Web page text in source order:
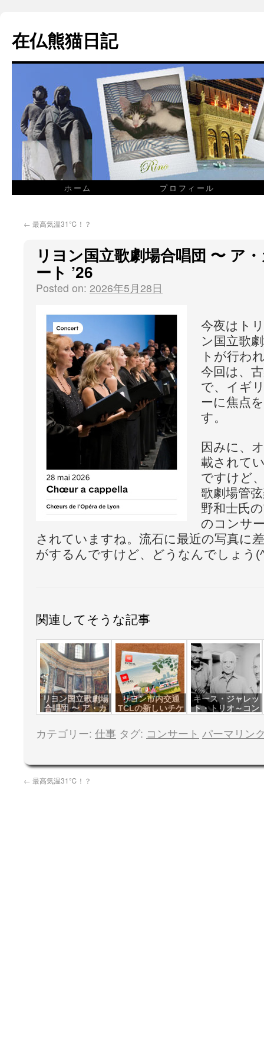
在仏熊猫日記
ホーム プロフィール
← 最高気温31℃！？
リヨン国立歌劇場合唱団 〜 ア
ート ’26
Posted on: 2026年5月28日
今夜はト
ン国立歌
トが行わ
今回は、
で、イギ
ーに焦点
す。
因みに、
載されて
ですけど
歌劇場管
野和士氏
のコンサ
されていますね。流石に最近の写真に
がするんですけど、どうなんでしょう
関連してそうな記事
リヨン国立歌劇場
合唱団 〜 ア・カ
ペラ・コンサート
リヨン市内交通
TCLの新しいチケ
ット？
キース・ジャレッ
ト・トリオ～コン
サート
カテゴリー: 仕事 タグ: コンサート パーマリン
← 最高気温31℃！？